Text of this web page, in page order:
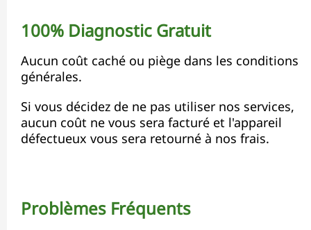
100% Diagnostic Gratuit
Aucun coût caché ou piège dans les conditions
générales.
Si vous décidez de ne pas utiliser nos services,
aucun coût ne vous sera facturé et l'appareil
défectueux vous sera retourné à nos frais.
Problèmes Fréquents